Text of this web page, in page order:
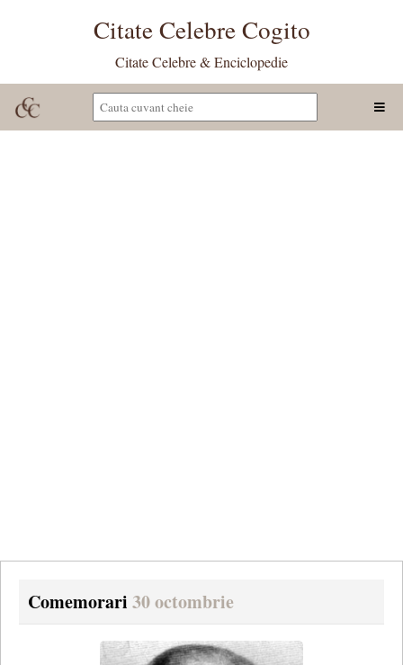
Citate Celebre Cogito
Citate Celebre & Enciclopedie
Comemorari 30 octombrie